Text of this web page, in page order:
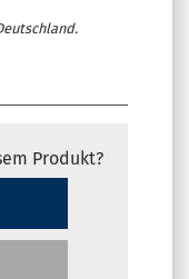
Produkt?